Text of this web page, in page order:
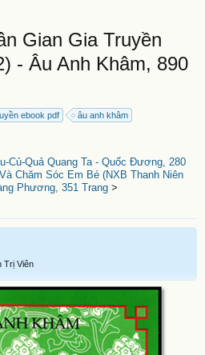
Gian Gia Truyền
- Âu Anh Khâm, 890
ebook pdf
âu anh khâm
Củ-Quả Quang Ta - Quốc Đương, 280
Chăm Sóc Em Bé (NXB Thanh Niên
Phương, 351 Trang>
Trị Viên